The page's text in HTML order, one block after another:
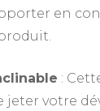
en
:
jeter votre